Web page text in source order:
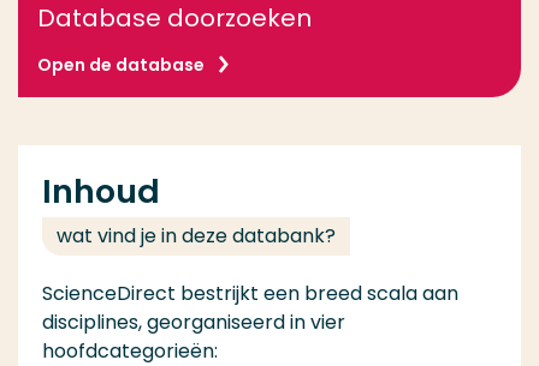
Database doorzoeken
Open de database
Inhoud
wat vind je in deze databank?
ScienceDirect bestrijkt een breed scala aan
disciplines, georganiseerd in vier
hoofdcategorieën: